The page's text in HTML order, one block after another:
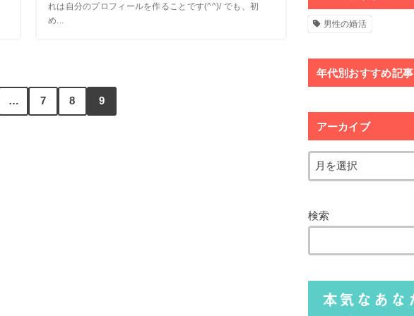
れは自分のプロフィールを作ることです(^^)/ でも、初
め...
… 7 8 9
男性の婚活
年代別おすすめ記事
アーカイブ
検索